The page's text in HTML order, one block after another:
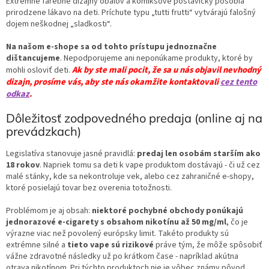
prirodzene lákavo na deti. Príchute typu „tutti frutti“ vytvárajú falošný
dojem neškodnej „sladkosti“.
Na našom e-shope sa od tohto prístupu jednoznačne
dištancujeme. Nepodporujeme ani neponúkame produkty, ktoré by
mohli osloviť deti. Ak by ste mali pocit, že sa u nás objavil nevhodný
dizajn, prosíme vás, aby ste nás okamžite kontaktovalicez tento
odkaz.
Dôležitosť zodpovedného predaja (online aj na
prevádzkach)
Legislatíva stanovuje jasné pravidlá: predaj len osobám starším ako
18 rokov. Napriek tomu sa deti k vape produktom dostávajú - či už cez
malé stánky, kde sa nekontroluje vek, alebo cez zahraničné e-shopy,
ktoré posielajú tovar bez overenia totožnosti.
Problémom je aj obsah: niektoré pochybné obchody ponúkajú
jednorazové e-cigarety s obsahom nikotínu až 50 mg/ml, čo je
výrazne viac než povolený európsky limit. Takéto produkty sú
extrémne silné a tieto vape sú rizikové práve tým, že môže spôsobiť
vážne zdravotné následky už po krátkom čase - napríklad akútna